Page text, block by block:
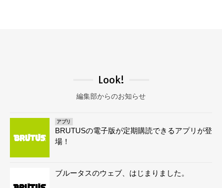
Look!
編集部からのお知らせ
アプリ
BRUTUSの電子版が定期購読できるアプリが登
場！
ブルータスのウェブ、はじまりました。